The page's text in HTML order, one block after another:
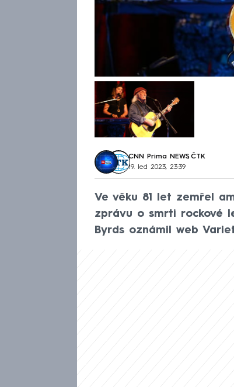
CNN Prima NEWS, ČTK
19. led 2023, 23:39
Ve věku 81 let zemřel
zprávu o smrti rockové
Byrds oznámil web